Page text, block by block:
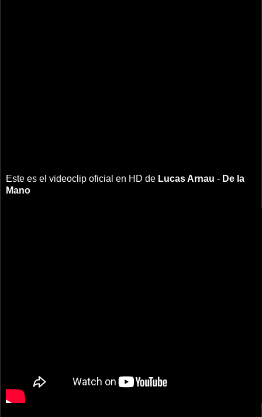
Este es el videoclip oficial en HD de Lucas Arnau - De la
Mano